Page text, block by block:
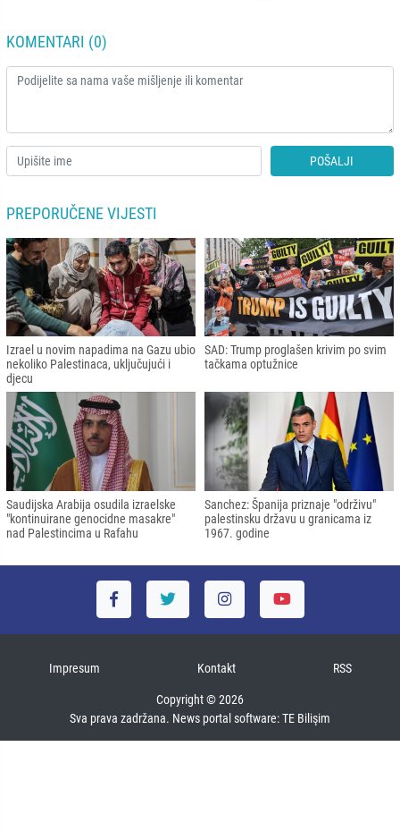
KOMENTARI (0)
POŠALJI
PREPORUČENE VIJESTI
Izrael u novim napadima na Gazu ubio
nekoliko Palestinaca, uključujući i
djecu
SAD: Trump proglašen krivim po svim
tačkama optužnice
Saudijska Arabija osudila izraelske
"kontinuirane genocidne masakre"
nad Palestincima u Rafahu
Sanchez: Španija priznaje "održivu"
palestinsku državu u granicama iz
1967. godine
Impresum Kontakt RSS
Copyright © 2026
Sva prava zadržana. News portal software:TE Bilişim